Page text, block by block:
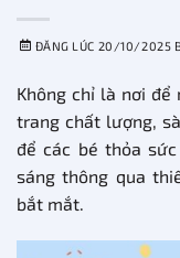
ĐĂNG LÚC 20/10/2025
Không chỉ là nơi
trang chất lượng,
để các bé thỏa
sáng thông qua
bắt mắt.